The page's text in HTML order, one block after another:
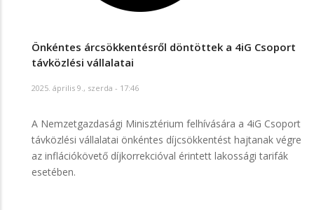
Önkéntes árcsökkentésről döntöttek a 4iG Csoport
távközlési vállalatai
2025. április 9., szerda - 17:46
A Nemzetgazdasági Minisztérium felhívására a 4iG Csoport
távközlési vállalatai önkéntes díjcsökkentést hajtanak végre
az inflációkövető díjkorrekcióval érintett lakossági tarifák
esetében.